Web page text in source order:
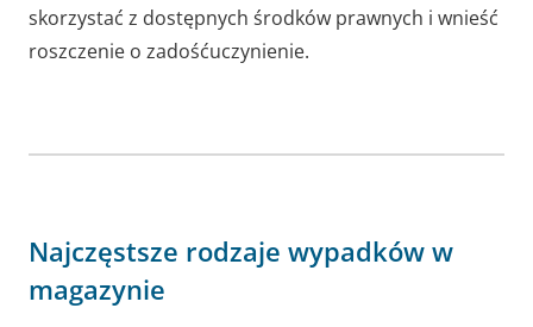
skorzystać z dostępnych środków prawnych i wnieść
roszczenie o zadośćuczynienie.
Najczęstsze rodzaje wypadków w
magazynie